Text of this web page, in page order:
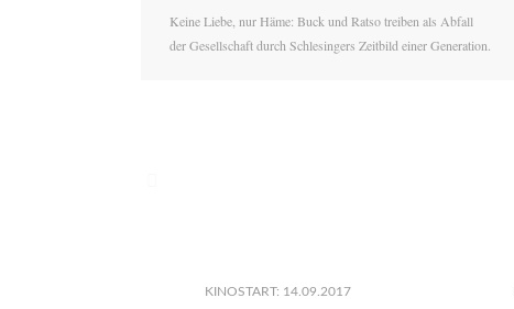
Keine Liebe, nur Häme: Buck und Ratso treiben als Abfall
der Gesellschaft durch Schlesingers Zeitbild einer Generation.
KINOSTART: 14.09.2017